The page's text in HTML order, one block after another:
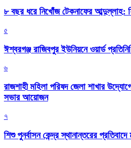
৮ বছর ধরে নিখোঁজ টেকনাফের আব্দুল্লাহ:
৫
ঈশ্বরগঞ্জ রাজিবপুর ইউনিয়নে ওয়ার্ড
৬
রাজশাহী মহিলা পরিষদ জেলা শাখার
সভার আয়োজন
৭
শিশু পুনর্বাসন কেন্দ্র স্থানান্তরের